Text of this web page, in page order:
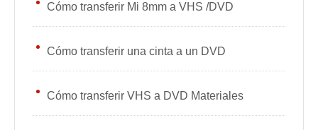
Cómo transferir Mi 8mm a VHS /DVD
Cómo transferir una cinta a un DVD
Cómo transferir VHS a DVD Materiales